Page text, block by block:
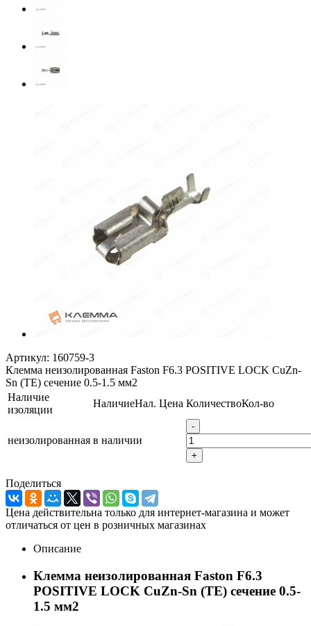
Артикул: 160759-3
Клемма неизолированная Faston F6.3 POSITIVE LOCK CuZn-
Sn (TE) сечение 0.5-1.5 мм2
Наличие
изоляции
НаличиеНал. Цена КоличествоКол-во
неизолированная в наличии
-
+
Поделиться
Цена действительна только для интернет-магазина и может
отличаться от цен в розничных магазинах
Описание
Клемма неизолированная Faston F6.3
POSITIVE LOCK CuZn-Sn (TE) сечение 0.5-
1.5 мм2